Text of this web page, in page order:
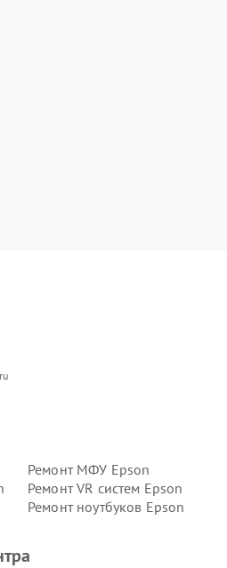
Ремонт МФУ Epson
Ремонт VR систем Epson
Ремонт ноутбуков Epson